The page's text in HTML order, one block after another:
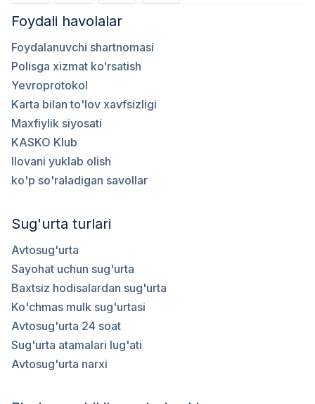
Foydali havolalar
Foydalanuvchi shartnomasi
Polisga xizmat koʻrsatish
Yevroprotokol
Karta bilan to'lov xavfsizligi
Maxfiylik siyosati
KASKO Klub
Ilovani yuklab olish
ko'p so'raladigan savollar
Sug'urta turlari
Avtosug'urta
Sayohat uchun sug'urta
Baxtsiz hodisalardan sug'urta
Ko'chmas mulk sug'urtasi
Avtosug'urta 24 soat
Sug'urta atamalari lug'ati
Avtosug'urta narxi